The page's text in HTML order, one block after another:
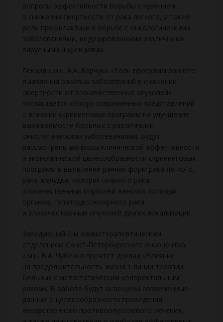
вопросы эффективности борьбы с курением
в снижении смертности от рака легкого, а также
роль профилактики в борьбе с онкологическими
заболеваниями, индуцированными различными
вирусными инфекциями.
Лекция к.м.н. А.А. Барчука «Роль программ раннего
выявления раковых заболеваний в снижении
смертности от злокачественных опухолей»
посвящается обзору современных представлений
о влиянии скрининговых программ на улучшение
выживаемости больных с различными
онкологическими заболеваниями. Будут
рассмотрены вопросы клинической эффективности
и экономической целесообразности скрининговых
программ в выявлении ранних форм рака легкого,
рака желудка, колоректального рака,
злокачественных опухолей женских половых
органов, гепатоцеллюлярного рака
и злокачественных опухолей других локализаций.
Заведующий 2-м химиотерапевтическим
отделением Санкт-Петербургского онкоцентра,
к.м.н. В.А. Чубенко прочтет доклад «Влияние
на продолжительность жизни 1 линии терапии
больных с метастатическим колоректальным
раком». В работе будут освещены современные
данные о целесообразности проведения
лекарственного противоопухолевого лечения,